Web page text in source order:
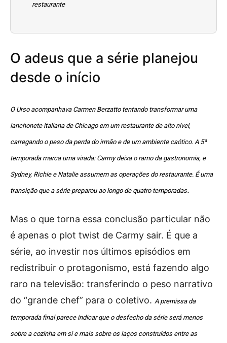
restaurante
O adeus que a série planejou
desde o início
O Urso acompanhava Carmen Berzatto tentando transformar uma
lanchonete italiana de Chicago em um restaurante de alto nível,
carregando o peso da perda do irmão e de um ambiente caótico. A 5ª
temporada marca uma virada: Carmy deixa o ramo da gastronomia, e
Sydney, Richie e Natalie assumem as operações do restaurante. É uma
transição que a série preparou ao longo de quatro temporadas.
Mas o que torna essa conclusão particular não
é apenas o plot twist de Carmy sair. É que a
série, ao investir nos últimos episódios em
redistribuir o protagonismo, está fazendo algo
raro na televisão: transferindo o peso narrativo
do “grande chef” para o coletivo. A premissa da
temporada final parece indicar que o desfecho da série será menos
sobre a cozinha em si e mais sobre os laços construídos entre as